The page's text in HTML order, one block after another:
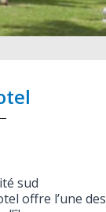
sud
offre l’une des